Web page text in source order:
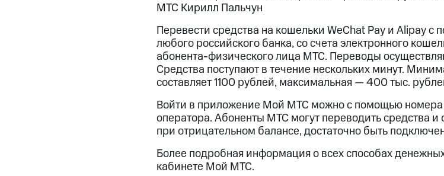
МТС Кирилл Пальчун
Перевести средства на кошельки WeChat Pay и Alipay
любого российского банка, со счета электронного
абонента-физического лица МТС. Переводы
Средства поступают в течение нескольких минут.
составляет 1100 рублей, максимальная — 400 тыс.
Войти в приложение Мой МТС можно с помощью номера
оператора. Абоненты МТС могут переводить средства и
при отрицательном балансе, достаточно быть
Более подробная информация о всех способах
кабинете Мой МТС.